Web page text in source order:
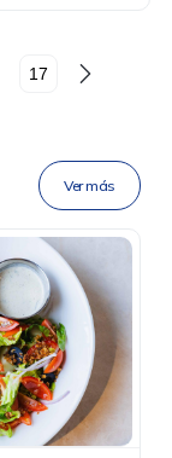
17
en una
Ver más